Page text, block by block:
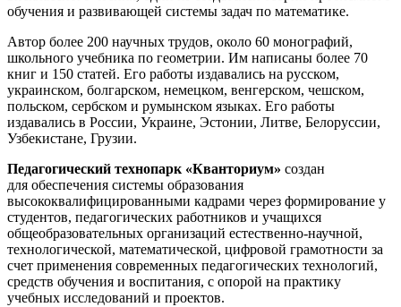
обучения и развивающей системы задач по математике.
Автор более 200 научных трудов, около 60 монографий,
школьного учебника по геометрии. Им написаны более 70
книг и 150 статей. Его работы издавались на русском,
украинском, болгарском, немецком, венгерском, чешском,
польском, сербском и румынском языках. Его работы
издавались в России, Украине, Эстонии, Литве, Белоруссии,
Узбекистане, Грузии.
Педагогический технопарк «Кванториум» создан
для обеспечения системы образования
высококвалифицированными кадрами через формирование у
студентов, педагогических работников и учащихся
общеобразовательных организаций естественно-научной,
технологической, математической, цифровой грамотности за
счет применения современных педагогических технологий,
средств обучения и воспитания, с опорой на практику
учебных исследований и проектов.